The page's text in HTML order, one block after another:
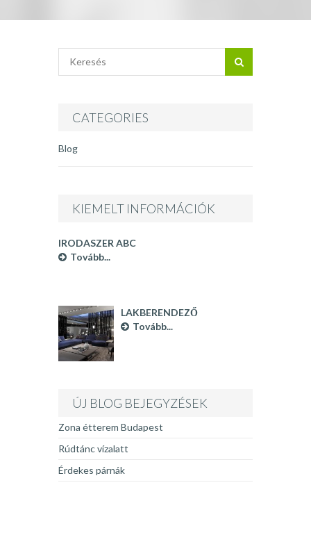
BUDAPEST12
»
BUDAPEST
CATEGORIES
Blog
KIEMELT INFORMÁCIÓK
IRODASZER ABC
Tovább...
LAKBERENDEZŐ
BUDAPEST
Tovább...
ÚJ BLOG BEJEGYZÉSEK
Zona étterem Budapest
Rúdtánc vízalatt
Érdekes párnák